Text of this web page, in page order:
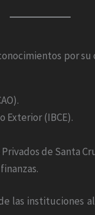
por
Exterior (IBCE).
de Santa
las instituciones